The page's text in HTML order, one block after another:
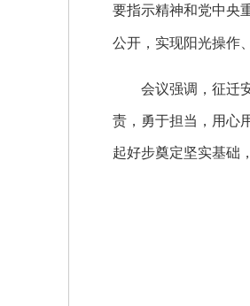
要指示精神和党中央
公开，实现阳光操作
会议强调，征迁安
责，勇于担当，用心
起好步奠定坚实基础